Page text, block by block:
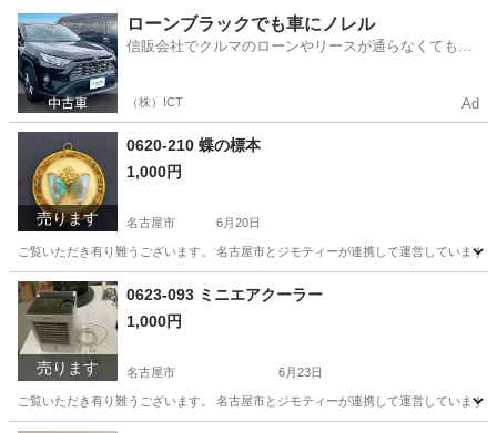
愛知 名古屋市 生活雑貨 リユース
ローンブラックでも車にノレル
信販会社でクルマのローンやリースが通らなくてもク
（株）ICT Ad
売ります
0620-210 蝶の標本
1,000円
名古屋市 6月20日
ご覧いただき有り難うございます。 名古屋市とジモティーが連携して運営してい
愛知 名古屋市 リユース
売ります
0623-093 ミニエアクーラー
1,000円
名古屋市 6月23日
ご覧いただき有り難うございます。 名古屋市とジモティーが連携して運営してい